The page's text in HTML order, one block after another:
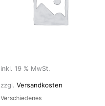
inkl. 19 % MwSt.
zzgl. Versandkosten
Verschiedenes